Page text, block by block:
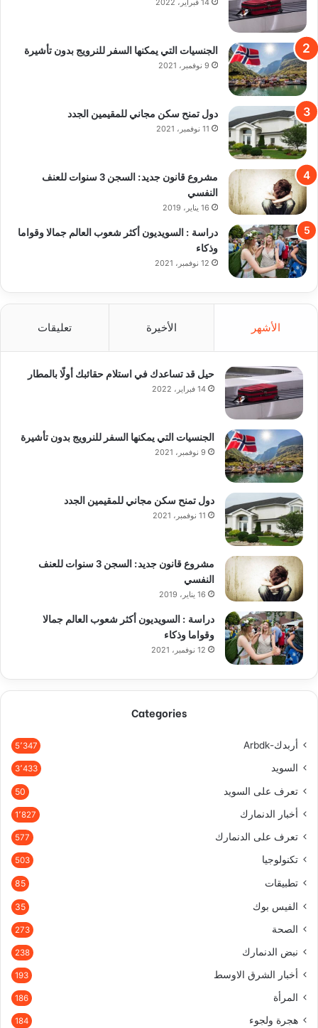
الجنسيات التي يمكنها السفر للنرويج بدون تأشيرة
9 نوفمبر، 2021
دول تمنح سكن مجاني للمقيمين الجدد
11 نوفمبر، 2021
مشروع قانون جديد: السجن 3 سنوات للعنف
النفسي
16 يناير، 2019
دراسة : السويديون أكثر شعوب العالم جمالا وقواما
وذكاء
12 نوفمبر، 2021
الأشهر الأخيرة تعليقات
حيل قد تساعدك في استلام حقائبك أولًا بالمطار
14 فبراير، 2022
الجنسيات التي يمكنها السفر للنرويج بدون تأشيرة
9 نوفمبر، 2021
دول تمنح سكن مجاني للمقيمين الجدد
11 نوفمبر، 2021
مشروع قانون جديد: السجن 3 سنوات للعنف
النفسي
16 يناير، 2019
دراسة : السويديون أكثر شعوب العالم جمالا
وقواما وذكاء
12 نوفمبر، 2021
Categories
أربدك-Arbdk 5٬347
السويد 3٬433
تعرف على السويد 50
أخبار الدنمارك 1٬827
تعرف على الدنمارك 577
تكنولوجيا 503
تطبيقات 85
الفيس بوك 35
الصحة 273
نبض الدنمارك 238
أخبار الشرق الاوسط 193
المرأة 186
هجرة ولجوء 184